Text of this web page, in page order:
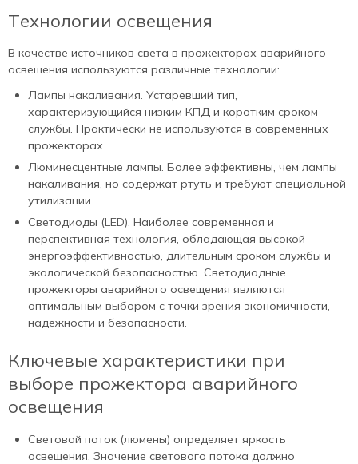
Технологии освещения
В качестве источников света в прожекторах аварийного
освещения используются различные технологии:
Лампы накаливания. Устаревший тип,
характеризующийся низким КПД и коротким сроком
службы. Практически не используются в современных
прожекторах.
Люминесцентные лампы. Более эффективны, чем лампы
накаливания, но содержат ртуть и требуют специальной
утилизации.
Светодиоды (LED). Наиболее современная и
перспективная технология, обладающая высокой
энергоэффективностью, длительным сроком службы и
экологической безопасностью. Светодиодные
прожекторы аварийного освещения являются
оптимальным выбором с точки зрения экономичности,
надежности и безопасности.
Ключевые характеристики при
выборе прожектора аварийного
освещения
Световой поток (люмены) определяет яркость
освещения. Значение светового потока должно